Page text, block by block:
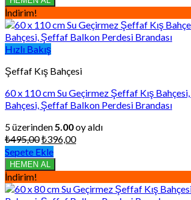
₺828,00.
İndirim!
Hızlı Bakış
Şeffaf Kış Bahçesi
60 x 110 cm Su Geçirmez Şeffaf Kış
Bahçesi, Şeffaf Balkon Perdesi Brandası
5 üzerinden 5.00oy aldı
₺495,00Orijinal
fiyat:
₺495,00.
₺396,00Şu
₺396,00.
Sepete Ekle
HEMEN AL
İndirim!